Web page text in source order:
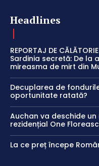
Headlines
REPORTAJ DE
Sardinia secretă: De la
mireasma de mirt din
Decuplarea de
oportunitate ratată?
Auchan va deschide
rezidențial One
La ce preț începe